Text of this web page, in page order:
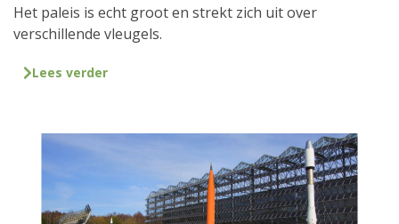
Het paleis is echt groot en strekt zich uit over
verschillende vleugels.
Lees verder